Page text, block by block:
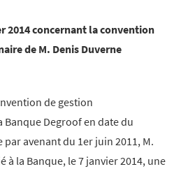
2014 concernant la convention
de M. Denis Duverne
de gestion
Degroof en date du
par avenant du 1er juin 2011, M.
à la Banque, le 7 janvier 2014, une